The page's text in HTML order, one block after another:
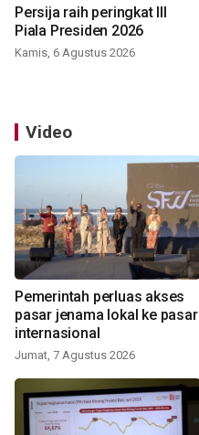
Persija raih peringkat III
Piala Presiden 2026
Kamis, 6 Agustus 2026
Video
Pemerintah perluas akses
pasar jenama lokal ke pasar
internasional
Jumat, 7 Agustus 2026